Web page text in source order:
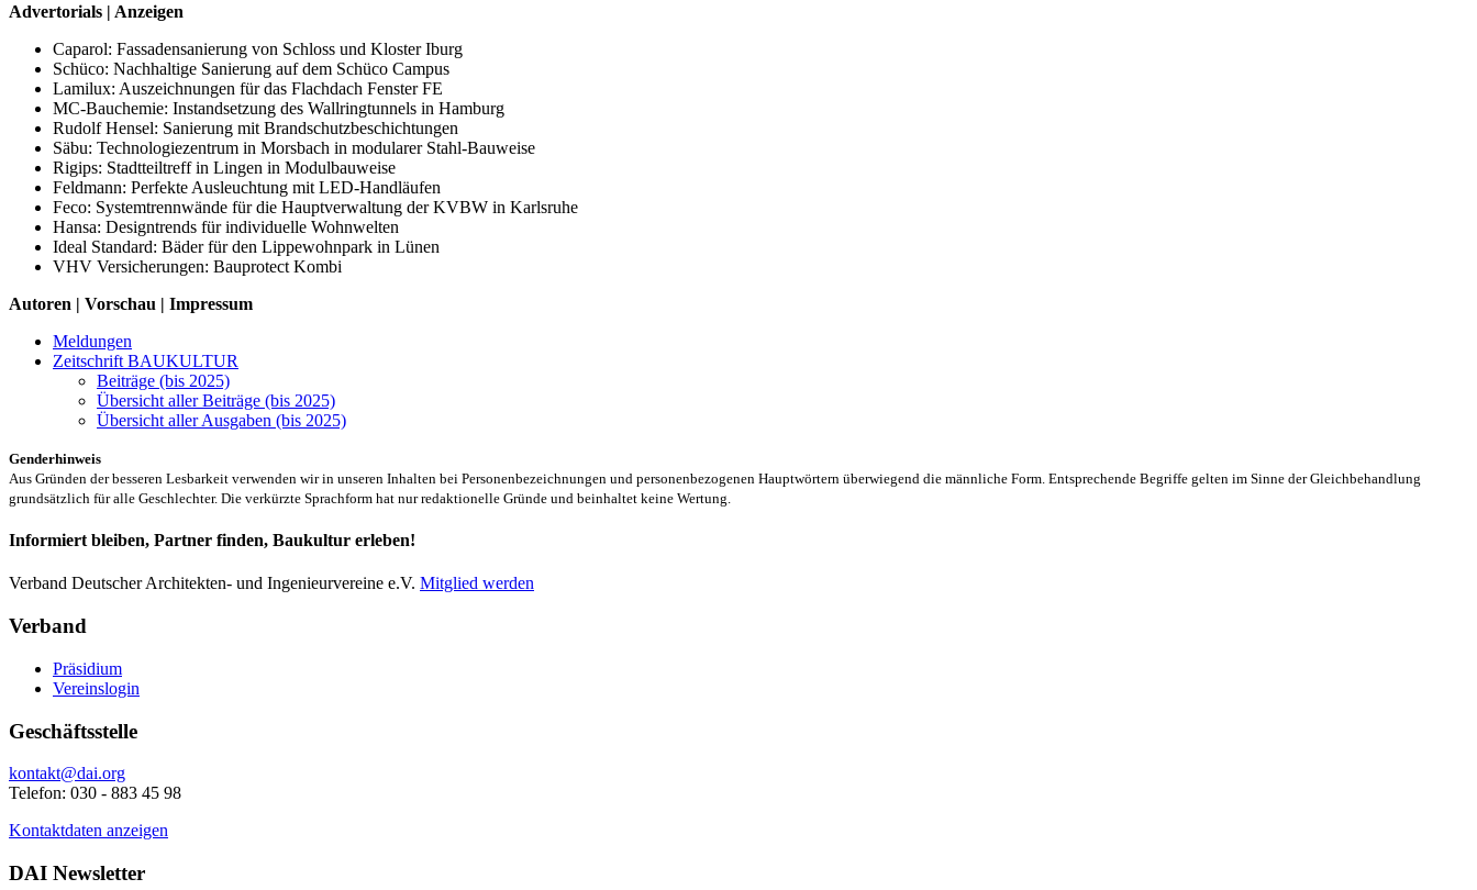
Advertorials | Anzeigen
Caparol: Fassadensanierung von Schloss und Kloster Iburg
Schüco: Nachhaltige Sanierung auf dem Schüco Campus
Lamilux: Auszeichnungen für das Flachdach Fenster FE
MC-Bauchemie: Instandsetzung des Wallringtunnels in Hamburg
Rudolf Hensel: Sanierung mit Brandschutzbeschichtungen
Säbu: Technologiezentrum in Morsbach in modularer Stahl-Bauweise
Rigips: Stadtteiltreff in Lingen in Modulbauweise
Feldmann: Perfekte Ausleuchtung mit LED-Handläufen
Feco: Systemtrennwände für die Hauptverwaltung der KVBW in Karlsruhe
Hansa: Designtrends für individuelle Wohnwelten
Ideal Standard: Bäder für den Lippewohnpark in Lünen
VHV Versicherungen: Bauprotect Kombi
Autoren | Vorschau | Impressum
Meldungen
Zeitschrift BAUKULTUR
Beiträge (bis 2025)
Übersicht aller Beiträge (bis 2025)
Übersicht aller Ausgaben (bis 2025)
Genderhinweis
Aus Gründen der besseren Lesbarkeit verwenden wir in unseren Inhalten bei Personenbezeichnungen und personenbezogenen Hauptwörtern überwiegend die männliche Form. Entsprechende Begriffe gelten im Sinne der Gleichbehandlung
grundsätzlich für alle Geschlechter. Die verkürzte Sprachform hat nur redaktionelle Gründe und beinhaltet keine Wertung.
Informiert bleiben, Partner finden, Baukultur erleben!
Verband Deutscher Architekten- und Ingenieurvereine e.V. Mitglied werden
Verband
Präsidium
Vereinslogin
Geschäftsstelle
kontakt@dai.org
Telefon: 030 - 883 45 98
Kontaktdaten anzeigen
DAI Newsletter